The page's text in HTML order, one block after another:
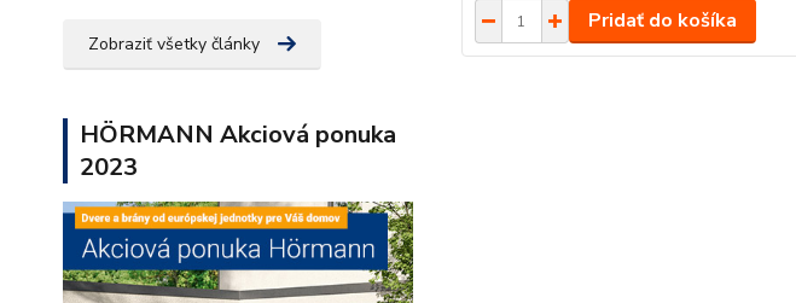
Zobraziť všetky články
HÖRMANN Akciová ponuka
2023
Pridať do košíka